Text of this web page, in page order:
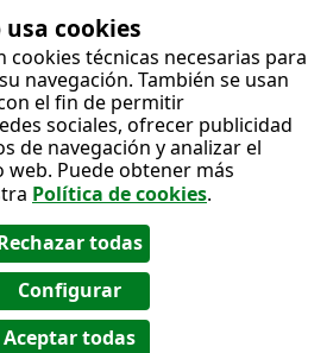
cookies
cookies técnicas necesarias para
navegación. También se usan
el fin de permitir
sociales, ofrecer publicidad
de navegación y analizar el
Puede obtener más
Política de cookies.